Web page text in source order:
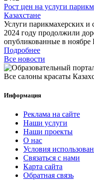
Рост цен на услуги
Казахстане
Услуги парикмахерских и
2024 году продолжили
опубликованные в
Подробнее
Все новости
Все салоны красаты
Информация
Реклама на сайте
Наши услуги
Наши проекты
О нас
Условия
Связаться с нами
Карта сайта
Обратная связь